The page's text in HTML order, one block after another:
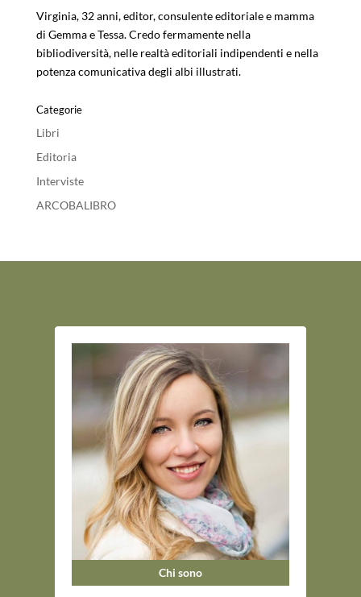
Virginia, 32 anni, editor, consulente editoriale e mamma
di Gemma e Tessa. Credo fermamente nella
bibliodiversità, nelle realtà editoriali indipendenti e nella
potenza comunicativa degli albi illustrati.
Categorie
Libri
Editoria
Interviste
ARCOBALIBRO
Chi sono